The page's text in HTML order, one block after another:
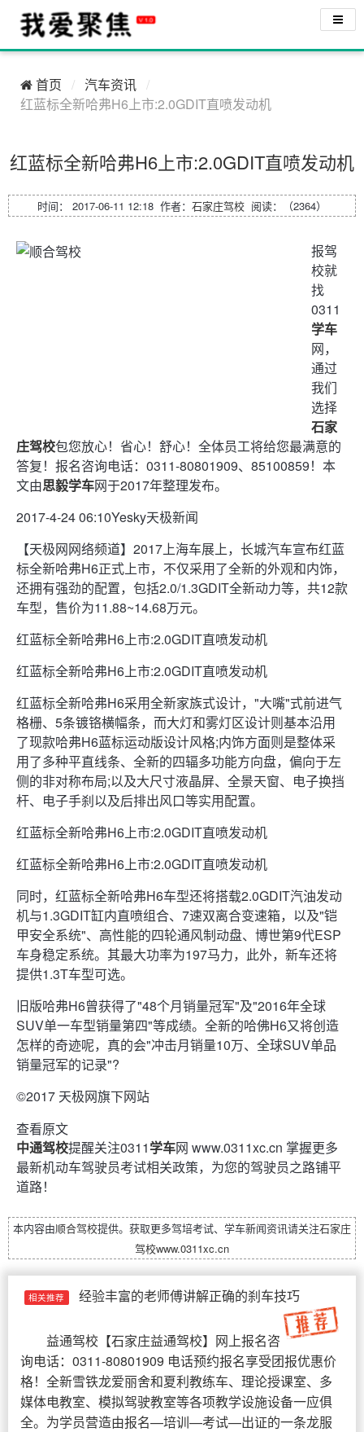
首页
汽车资讯
红蓝标全新哈弗H6上市:2.0GDIT直喷发动机
红蓝标全新哈弗H6上市:2.0GDIT直喷发动机
时间： 2017-06-11 12:18 作者： 石家庄驾校 阅读：（2364）
报驾
校就
找
0311
学车
网，
通过
我们
选择
石家
庄驾校包您放心！省心！舒心！全体员工将给您最满意的
答复！报名咨询电话：0311-80801909、85100859！本
文由思毅学车网于2017年整理发布。
2017-4-24 06:10Yesky天极新闻
【天极网网络频道】2017上海车展上，长城汽车宣布红蓝
标全新哈弗H6正式上市，不仅采用了全新的外观和内饰，
还拥有强劲的配置，包括2.0/1.3GDIT全新动力等，共12款
车型，售价为11.88~14.68万元。
红蓝标全新哈弗H6上市:2.0GDIT直喷发动机
红蓝标全新哈弗H6上市:2.0GDIT直喷发动机
红蓝标全新哈弗H6采用全新家族式设计，"大嘴"式前进气
格栅、5条镀铬横幅条，而大灯和雾灯区设计则基本沿用
了现款哈弗H6蓝标运动版设计风格;内饰方面则是整体采
用了多种平直线条、全新的四辐多功能方向盘，偏向于左
侧的非对称布局;以及大尺寸液晶屏、全景天窗、电子换挡
杆、电子手刹以及后排出风口等实用配置。
红蓝标全新哈弗H6上市:2.0GDIT直喷发动机
红蓝标全新哈弗H6上市:2.0GDIT直喷发动机
同时，红蓝标全新哈弗H6车型还将搭载2.0GDIT汽油发动
机与1.3GDIT缸内直喷组合、7速双离合变速箱，以及"铠
甲安全系统"、高性能的四轮通风制动盘、博世第9代ESP
车身稳定系统。其最大功率为197马力，此外，新车还将
提供1.3T车型可选。
旧版哈弗H6曾获得了"48个月销量冠军"及"2016年全球
SUV单一车型销量第四"等成绩。全新的哈佛H6又将创造
怎样的奇迹呢，真的会"冲击月销量10万、全球SUV单品
销量冠军的记录"?
©2017 天极网旗下网站
查看原文
中通驾校提醒关注0311学车网 www.0311xc.cn 掌握更多
最新机动车驾驶员考试相关政策，为您的驾驶员之路铺平
道路！
本内容由顺合驾校提供。获取更多驾培考试、学车新闻资讯请关注石家庄
驾校www.0311xc.cn
相关推荐 经验丰富的老师傅讲解正确的刹车技巧
益通驾校 【石家庄益通驾校】网上报名咨
询电话：0311-80801909 电话预约报名享受团报优惠价
格！全新雪铁龙爱丽舍和夏利教练车、理论授课室、多
媒体电教室、模拟驾驶教室等各项教学设施设备一应俱
全。为学员营造由报名—培训—考试—出证的一条龙服